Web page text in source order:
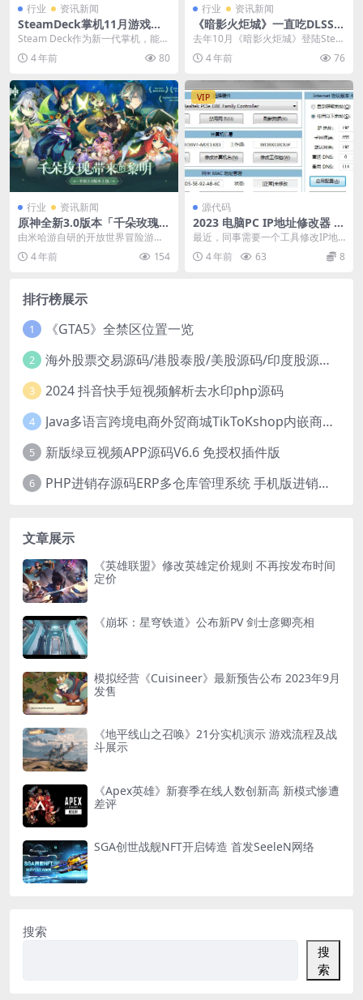
行业 资讯新闻
SteamDeck掌机11月游戏热
玩榜：《艾尔登法环》第三
Steam Deck作为新一代掌机，能连
续21周在Steam销量榜连冠足以看
出受...4 年前 80
行业 资讯新闻
《暗影火炬城》一直吃DLSS3
技术 性能将提升2倍以上
去年10月《暗影火炬城》登陆Stea
m发售后，受到许多玩家的好评。
近日《暗影火炬...
4 年前 76
行业 资讯新闻
原神全新3.0版本「千朵玫瑰带
来的黎明」今日开启，全新国
度「须弥」正式开放！
由米哈游自研的开放世界冒险游戏
《原神》3.0版本「千朵玫瑰带来的
黎明」在今日正式...
4 年前 154
VIP
源代码
2023 电脑PC IP地址修改器 v
5.0.4.6
最近，同事需要一个工具修改IP地
址，翻了手头的多个工具，由于系
统迭代、年久失修等...
4 年前 63 8
排行榜展示
1 《GTA5》全禁区位置一览
2 海外股票交易源码/港股泰股/美股源码/印度股源码/马拉西亚股票源码/国际股票配资
3 2024 抖音快手短视频解析去水印php源码
4 Java多语言跨境电商外贸商城TikToKshop内嵌商城I商家入驻I一键铺
5 新版绿豆视频APP源码V6.6 免授权插件版
6 PHP进销存源码ERP多仓库管理系统 手机版进销存 php网络版进销存小程序
文章展示
《英雄联盟》修改英雄定价规则 不再按发布时间
定价
《崩坏：星穹铁道》公布新PV 剑士彦卿亮相
模拟经营《Cuisineer》最新预告公布 2023年9月
发售
《地平线山之召唤》21分实机演示 游戏流程及战
斗展示
《Apex英雄》新赛季在线人数创新高 新模式惨遭
差评
SGA创世战舰NFT开启铸造 首发SeeleN网络
搜索
搜
索